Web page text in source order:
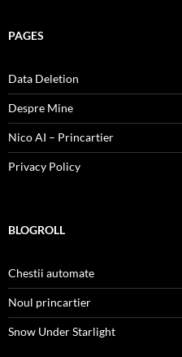
PAGES
Data Deletion
Despre Mine
Nico AI – Princartier
Privacy Policy
BLOGROLL
Chestii automate
Noul princartier
Snow Under Starlight